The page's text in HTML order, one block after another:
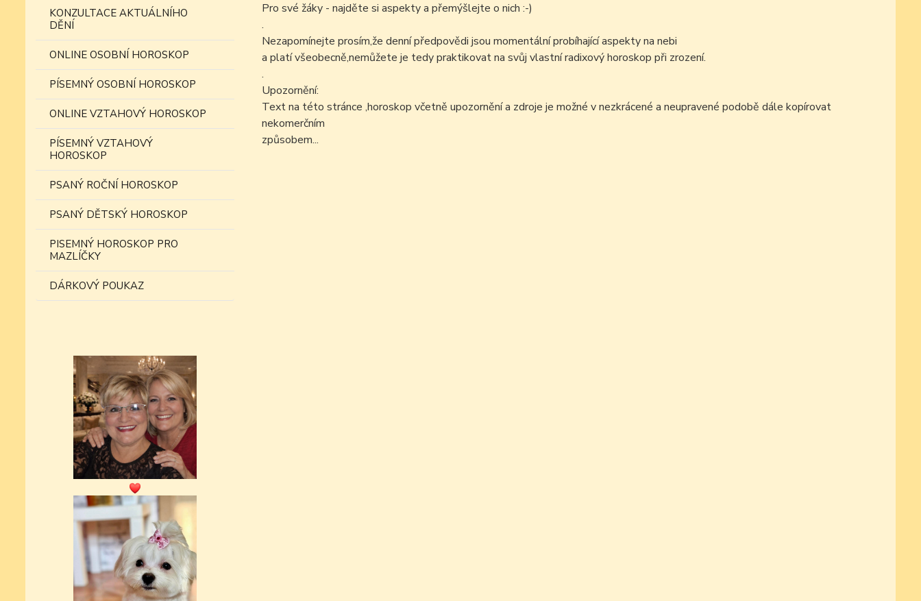
KONZULTACE AKTUÁLNÍHO
DĚNÍ
ONLINE OSOBNÍ HOROSKOP
PÍSEMNÝ OSOBNÍ HOROSKOP
ONLINE VZTAHOVÝ HOROSKOP
PÍSEMNÝ VZTAHOVÝ
HOROSKOP
PSANÝ ROČNÍ HOROSKOP
PSANÝ DĚTSKÝ HOROSKOP
PISEMNÝ HOROSKOP PRO
MAZLÍČKY
DÁRKOVÝ POUKAZ
Pro své žáky - najděte si aspekty a přemýšlejte o nich :-)
.
Nezapomínejte prosím,že denní předpovědi jsou momentální probíhající aspekty na nebi
a platí všeobecně,nemůžete je tedy praktikovat na svůj vlastní radixový horoskop při zrození.
.
Upozornění:
Text na této stránce ,horoskop včetně upozornění a zdroje je možné v nezkrácené a neupravené podobě dále kopírovat
nekomerčním
způsobem...